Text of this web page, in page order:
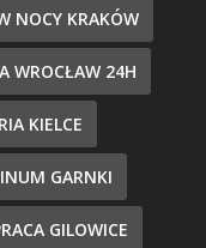
NOCY KRAKÓW
WROCŁAW 24H
KIELCE
GARNKI
GILOWICE